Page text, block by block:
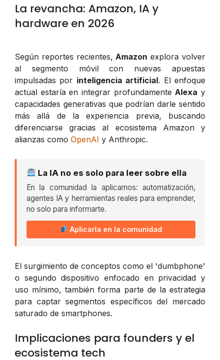
La revancha: Amazon, IA y
hardware en 2026
Según reportes recientes, Amazon explora volver
al segmento móvil con nuevas apuestas
impulsadas por inteligencia artificial. El enfoque
actual estaría en integrar profundamente Alexa y
capacidades generativas que podrían darle sentido
más allá de la experiencia previa, buscando
diferenciarse gracias al ecosistema Amazon y
alianzas como OpenAI y Anthropic.
La IA no es solo para leer sobre ella
En la comunidad la aplicamos: automatización,
agentes IA y herramientas reales para emprender,
no solo para informarte.
Aplicarla en la comunidad
El surgimiento de conceptos como el 'dumbphone'
o segundo dispositivo enfocado en privacidad y
uso mínimo, también forma parte de la estrategia
para captar segmentos específicos del mercado
saturado de smartphones.
Implicaciones para founders y el
ecosistema tech